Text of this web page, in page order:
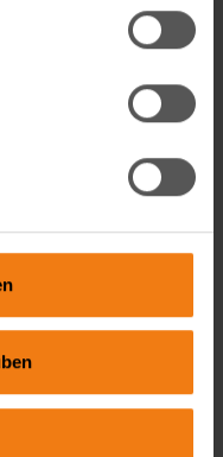
und E-Commerce-
Content. Kreativ,